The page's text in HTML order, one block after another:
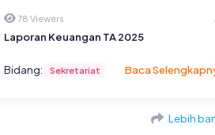
78 Viewers
Laporan Keuangan TA 2025
Bidang: Sekretariat Baca
Lebih